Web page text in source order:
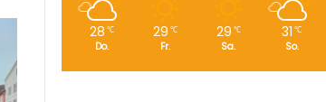
28 ℃
Do.
29 ℃
Fr.
29 ℃
Sa.
31 ℃
So.